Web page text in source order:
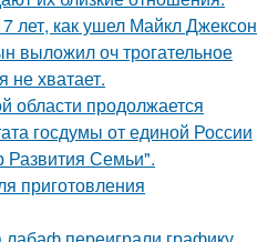
лет, как ушел Майкл Джексон
выложил оч трогательное
не хватает.
области продолжается
госдумы от единой России
Развития Семьи".
приготовления